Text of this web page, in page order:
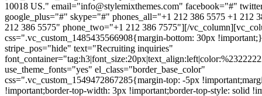
10018 US." email="info@stylemixthemes.com" facebook="#"
google_plus="#" skype="#" phones_all="+1 212 386 5575 +1 212
212 386 5575" phone_two="+1 212 386 7575"][/
css=".vc_custom_1485435566908{margin-bottom: 30px
stripe_pos="hide" text="Recruiting inquiries"
use_theme_fonts="yes" el_class="border_base_color"
css=".vc_custom_1549472867285{margin-top: -5px
!important;border-top-width: 3px !important;border-top-style: solid